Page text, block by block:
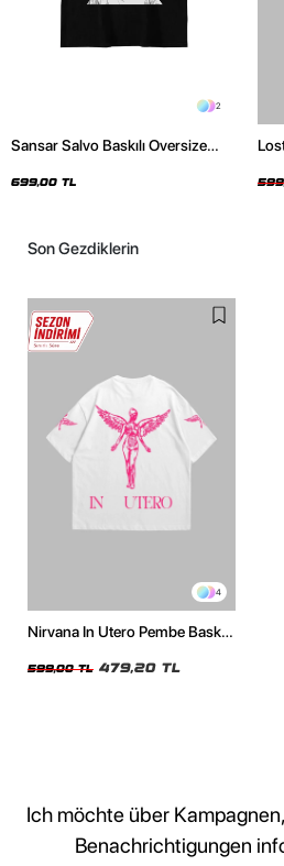
2
Sansar Salvo Baskılı Oversize
699,00 TL
Son Gezdiklerin
4
Nirvana In Utero Pembe Baskılı
599,00 TL 479,20 TL
Ich möchte über
Benachrichtigungen